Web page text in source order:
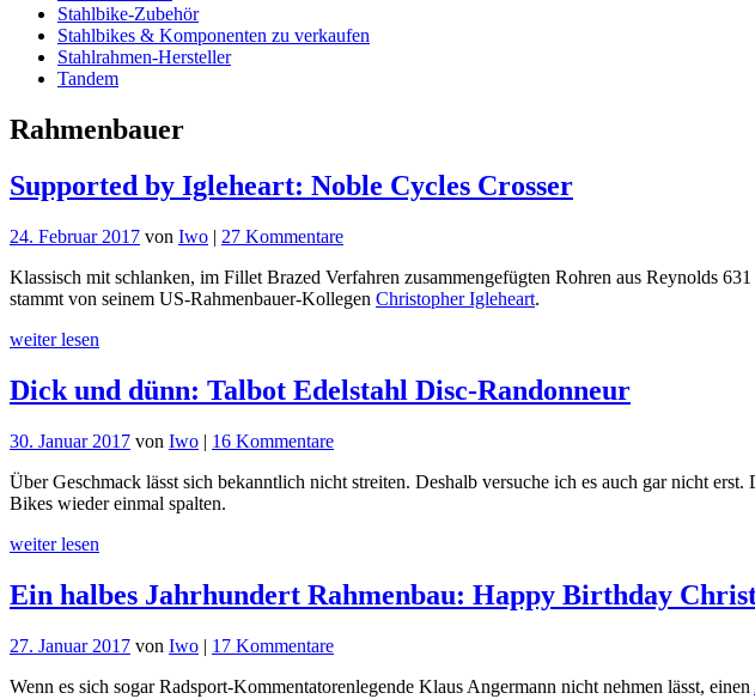
Stahlbike-Zubehör
Stahlbikes & Komponenten zu verkaufen
Stahlrahmen-Hersteller
Tandem
Rahmenbauer
Supported by Igleheart: Noble Cycles Crosser
24. Februar 2017 von Iwo | 27 Kommentarezu
by
Igleheart:
Klassisch mit schlanken, im Fillet Brazed Verfahren zusammengefügten Rohren aus Reynolds
stammt von seinem US-Rahmenbauer-Kollegen Christopher Igleheart.
weiter lesen
Dick und dünn: Talbot Edelstahl Disc-Randonneur
30. Januar 2017 von Iwo | 16 Kommentarezu
und
Randonneur
Über Geschmack lässt sich bekanntlich nicht streiten. Deshalb versuche ich es auch gar nicht erst.
Bikes wieder einmal spalten.
weiter lesen
Ein halbes Jahrhundert Rahmenbau: Happy Birthday
27. Januar 2017 von Iwo | 17 Kommentarezu
halbes
Wenn es sich sogar Radsport-Kommentatorenlegende Klaus Angermann nicht nehmen lässt, einen